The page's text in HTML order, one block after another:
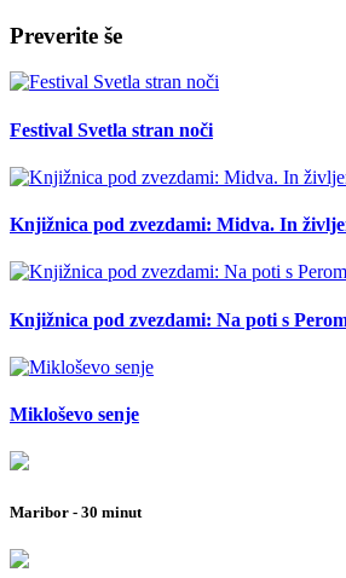
Preverite še
Festival Svetla stran noči
Knjižnica pod zvezdami: Midva. In
Knjižnica pod zvezdami: Na poti s
Mikloševo senje
Maribor - 30 minut